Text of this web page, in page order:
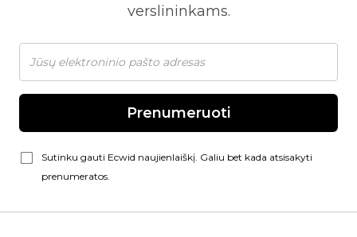
verslininkams.
Prenumeruoti
Sutinku gauti Ecwid naujienlaiškį. Galiu bet kada atsisakyti
prenumeratos.